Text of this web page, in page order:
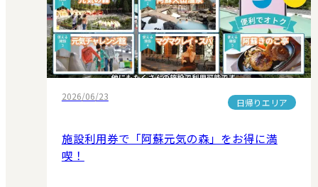
2026/06/23
日帰りエリア
施設利用券で「阿蘇元気の森」をお得に満
喫！